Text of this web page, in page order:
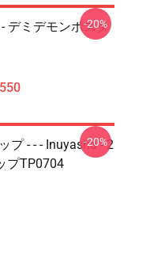
デミデモンポスタ
-20%
プ - - - Inuyasha - 2
プTP0704
-20%